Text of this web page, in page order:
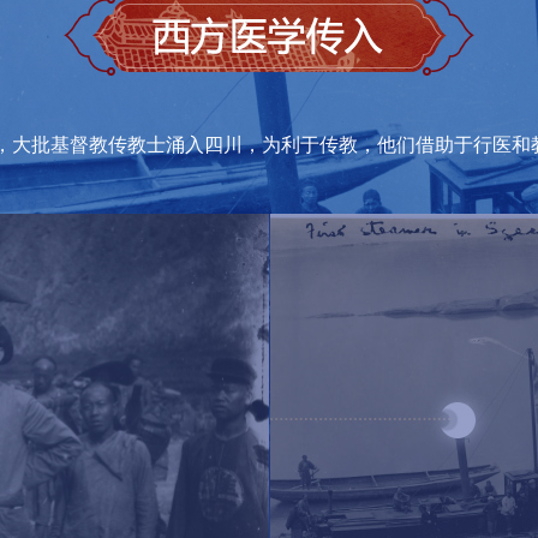
医”，“金针”放出腹水
传说中的“狗皮膏药”
大批基督教传教士涌入四川，为利于传教，他们借助于行医